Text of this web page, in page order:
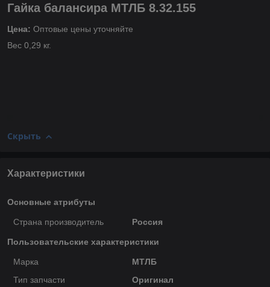
Гайка балансира МТЛБ 8.32.155
Цена: Оптовые цены уточняйте
Вес 0,29 кг.
Скрыть
Характеристики
Основные атрибуты
Страна производитель Россия
Пользовательские характеристики
Марка
МТЛБ
Тип запчасти
Оригинал